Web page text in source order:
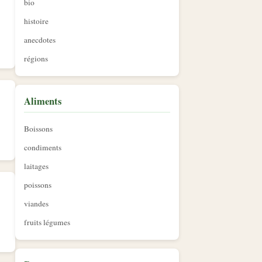
bio
histoire
anecdotes
régions
Aliments
Boissons
condiments
laitages
poissons
viandes
fruits légumes